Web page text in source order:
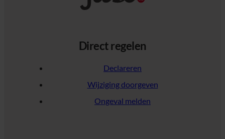
Direct regelen
Declareren
Wijziging doorgeven
Ongeval melden